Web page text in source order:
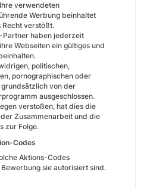
verwendeten
Werbung beinhaltet
Recht verstößt.
Partner haben jederzeit
Webseiten ein gültiges und
politischen,
pornographischen oder
von der
ausgeschlossen.
verstoßen, hat dies die
Zusammenarbeit und die
zur Folge.
Codes
Aktions-Codes
sie autorisiert sind.